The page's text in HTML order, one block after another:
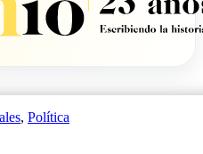
, Política